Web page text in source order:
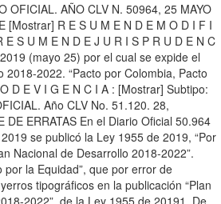
OFICIAL. AÑO CLV N. 50964, 25 MAYO
[Mostrar] R E S U M E N D E M O D I F I
S U M E N D E J U R I S P R U D E N C
(mayo 25) por el cual se expide el
2018-2022. “Pacto por Colombia, Pacto
D E V I G E N C I A : [Mostrar] Subtipo:
Año CLV No. 51.120. 28,
DE ERRATAS En el Diario Oficial 50.964
se publicó la Ley 1955 de 2019, “Por
Nacional de Desarrollo 2018-2022”.
por la Equidad”, que por error de
tipográficos en la publicación “Plan
2022”, de la Ley 1955 de 20191. De